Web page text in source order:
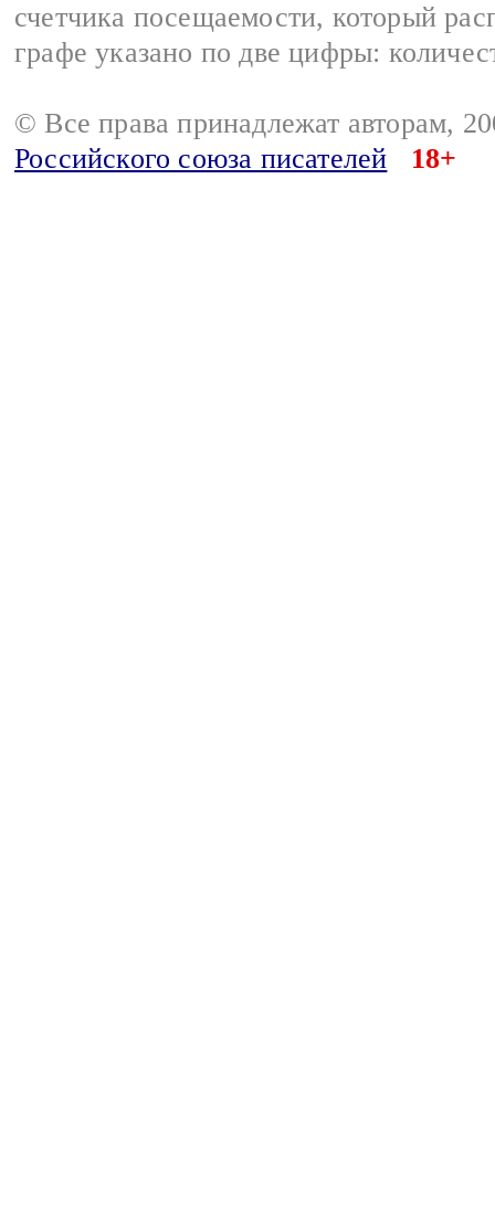
счетчика посещаемости, который
графе указано по две цифры:
© Все права принадлежат авторам,
Российского союза писателей
18+